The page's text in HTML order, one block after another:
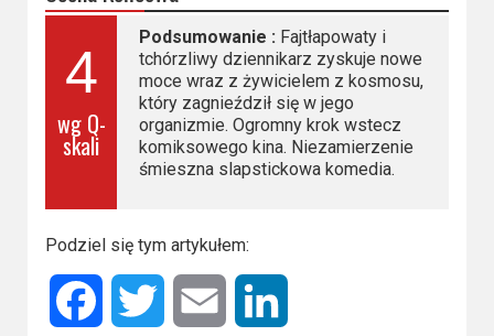
4
wg Q-
skali
Podsumowanie : Fajtłapowaty i
tchórzliwy dziennikarz zyskuje nowe
moce wraz z żywicielem z kosmosu,
który zagnieździł się w jego
organizmie. Ogromny krok wstecz
komiksowego kina. Niezamierzenie
śmieszna slapstickowa komedia.
Podziel się tym artykułem:
Facebook Twitter Email